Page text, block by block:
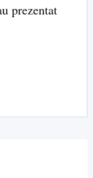
prezentat